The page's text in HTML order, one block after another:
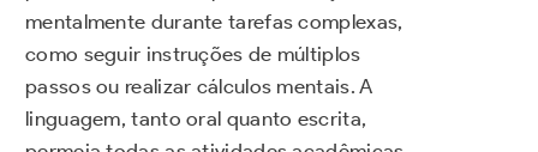
mentalmente durante tarefas complexas,
como seguir instruções de múltiplos
passos ou realizar cálculos mentais. A
linguagem, tanto oral quanto escrita,